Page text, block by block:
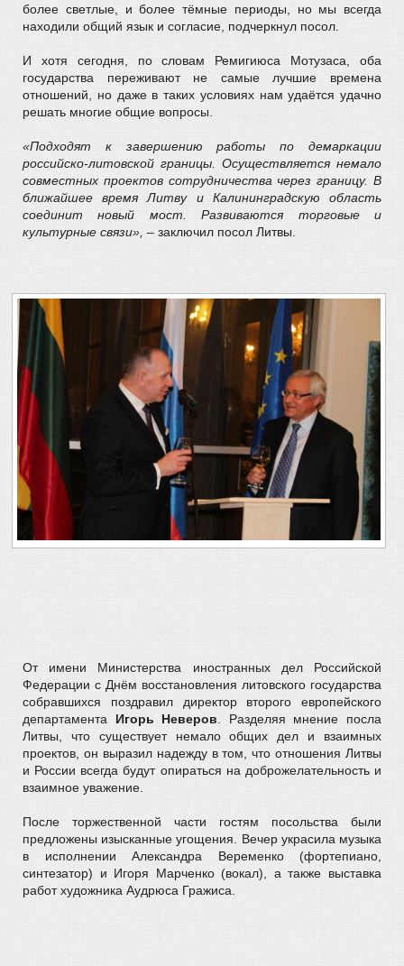
более светлые, и более тёмные периоды, но мы всегда
находили общий язык и согласие, подчеркнул посол.
И хотя сегодня, по словам Ремигиюса Мотузаса, оба
государства переживают не самые лучшие времена
отношений, но даже в таких условиях нам удаётся удачно
решать многие общие вопросы.
«Подходят к завершению работы по демаркации
российско-литовской границы. Осуществляется немало
совместных проектов сотрудничества через границу. В
ближайшее время Литву и Калининградскую область
соединит новый мост. Развиваются торговые и
культурные связи», – заключил посол Литвы.
От имени Министерства иностранных дел Российской
Федерации с Днём восстановления литовского государства
собравшихся поздравил директор второго европейского
департамента Игорь Неверов . Разделяя мнение посла
Литвы, что существует немало общих дел и взаимных
проектов, он выразил надежду в том, что отношения Литвы
и России всегда будут опираться на доброжелательность и
взаимное уважение.
После торжественной части гостям посольства были
предложены изысканные угощения. Вечер украсила музыка
в исполнении Александра Веременко (фортепиано,
синтезатор) и Игоря Марченко (вокал), а также выставка
работ художника Аудрюса Гражиса.